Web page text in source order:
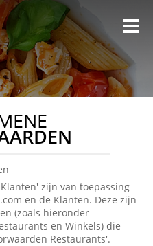
zijn van toepassing
en de Klanten. Deze zijn
(zoals hieronder
en Winkels) die
Restaurants'.